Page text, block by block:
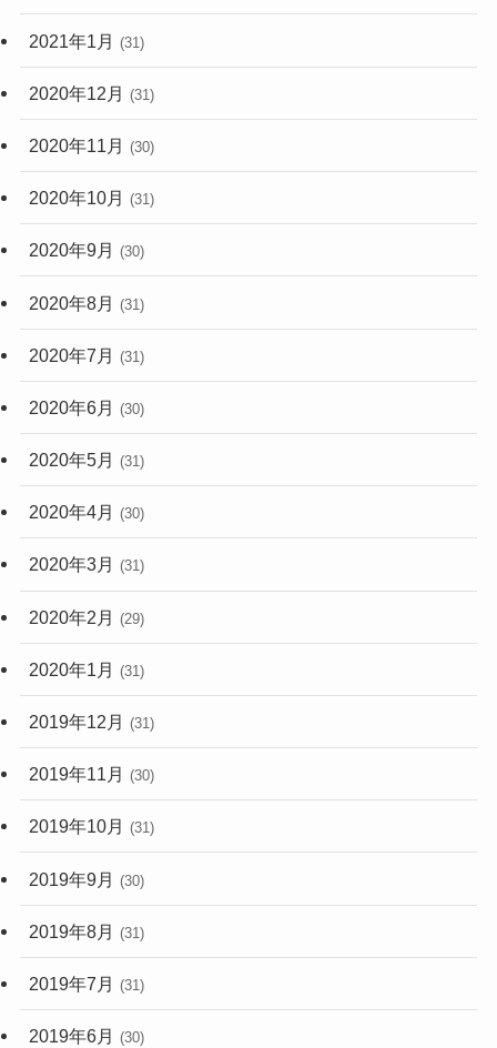
2021年1月 (31)
2020年12月 (31)
2020年11月 (30)
2020年10月 (31)
2020年9月 (30)
2020年8月 (31)
2020年7月 (31)
2020年6月 (30)
2020年5月 (31)
2020年4月 (30)
2020年3月 (31)
2020年2月 (29)
2020年1月 (31)
2019年12月 (31)
2019年11月 (30)
2019年10月 (31)
2019年9月 (30)
2019年8月 (31)
2019年7月 (31)
2019年6月 (30)